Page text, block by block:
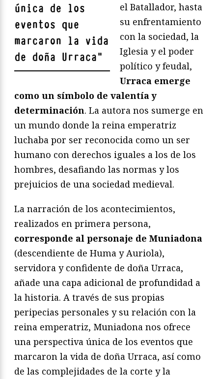
única de los
eventos que
marcaron la vida
de doña Urraca"
el Batallador, hasta
su enfrentamiento
con la sociedad, la
Iglesia y el poder
político y feudal,
Urraca emerge
como un símbolo de valentía y
determinación. La autora nos sumerge en
un mundo donde la reina emperatriz
luchaba por ser reconocida como un ser
humano con derechos iguales a los de los
hombres, desafiando las normas y los
prejuicios de una sociedad medieval.
La narración de los acontecimientos,
realizados en primera persona,
corresponde al personaje de Muniadona
(descendiente de Huma y Auriola),
servidora y confidente de doña Urraca,
añade una capa adicional de profundidad a
la historia. A través de sus propias
peripecias personales y su relación con la
reina emperatriz, Muniadona nos ofrece
una perspectiva única de los eventos que
marcaron la vida de doña Urraca, así como
de las complejidades de la corte y la